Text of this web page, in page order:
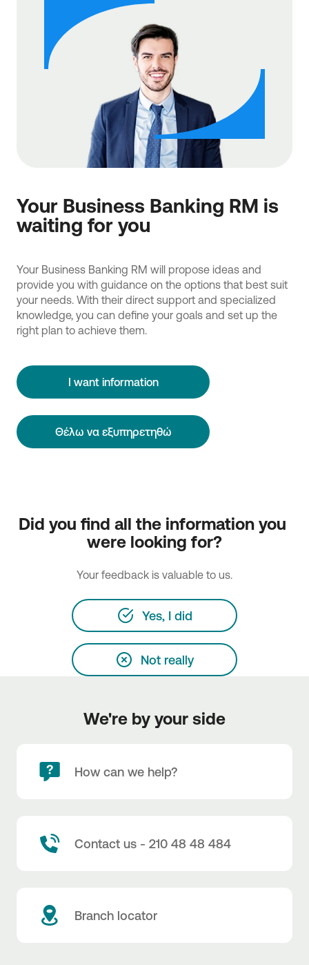
Your Business Banking RM is
waiting for you
Your Business Banking RM will propose ideas and
provide you with guidance on the options that best suit
your needs. With their direct support and specialized
knowledge, you can define your goals and set up the
right plan to achieve them.
I want information
Θέλω να εξυπηρετηθώ
Did you find all the information you
were looking for?
Your feedback is valuable to us.
Yes, I did
Not really
We're by your side
How can we help?
Contact us - 210 48 48 484
Branch locator